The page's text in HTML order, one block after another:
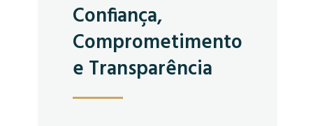
Confiança,
Comprometimento
e Transparência